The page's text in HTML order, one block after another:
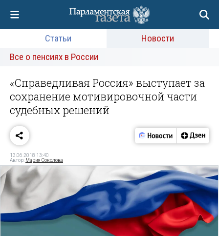
Статьи
Новости
Все о пенсиях в России
«Справедливая Россия» выступает за
сохранение мотивировочной части
судебных решений
13.06.2018 13:40
Автор: Мария Соколова